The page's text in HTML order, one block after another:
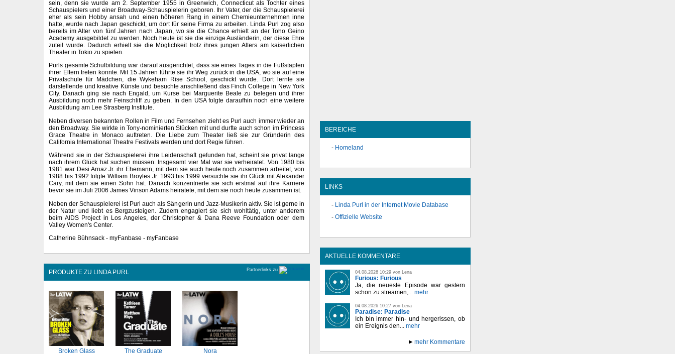
sein, denn sie wurde am 2. September 1955 in Greenwich, Connecticut als Tochter eines
Schauspielers und einer Broadway-Schauspielerin geboren. Ihr Vater, der die Schauspielerei
eher als sein Hobby ansah und einen höheren Rang in einem Chemieunternehmen inne
hatte, wurde nach Japan geschickt, um dort für seine Firma zu arbeiten. Linda Purl zog also
bereits im Alter von fünf Jahren nach Japan, wo sie die Chance erhielt an der Toho Geino
Academy ausgebildet zu werden. Noch heute ist sie die einzige Ausländerin, der diese Ehre
zuteil wurde. Dadurch erhielt sie die Möglichkeit trotz ihres jungen Alters am kaiserlichen
Theater in Tokio zu spielen.
Purls gesamte Schulbildung war darauf ausgerichtet, dass sie eines Tages in die Fußstapfen
ihrer Eltern treten konnte. Mit 15 Jahren führte sie ihr Weg zurück in die USA, wo sie auf eine
Privatschule für Mädchen, die Wykeham Rise School, geschickt wurde. Dort lernte sie
darstellende und kreative Künste und besuchte anschließend das Finch College in New York
City. Danach ging sie nach Engald, um Kurse bei Marguerite Beale zu belegen und ihrer
Ausbildung noch mehr Feinschliff zu geben. In den USA folgte daraufhin noch eine weitere
Ausbildung am Lee Strasberg Institute.
Neben diversen bekannten Rollen in Film und Fernsehen zieht es Purl auch immer wieder an
den Broadway. Sie wirkte in Tony-nominierten Stücken mit und durfte auch schon im Princess
Grace Theatre in Monaco auftreten. Die Liebe zum Theater ließ sie zur Gründerin des
California International Theatre Festivals werden und dort Regie führen.
Während sie in der Schauspielerei ihre Leidenschaft gefunden hat, scheint sie privat lange
nach ihrem Glück hat suchen müssen. Insgesamt vier Mal war sie verheiratet. Von 1980 bis
1981 war Desi Arnaz Jr. ihr Ehemann, mit dem sie auch heute noch zusammen arbeitet, von
1988 bis 1992 folgte William Broyles Jr. 1993 bis 1999 versuchte sie ihr Glück mit Alexander
Cary, mit dem sie einen Sohn hat. Danach konzentrierte sie sich erstmal auf ihre Karriere
bevor sie im Juli 2006 James Vinson Adams heiratete, mit dem sie noch heute zusammen ist.
Neben der Schauspielerei ist Purl auch als Sängerin und Jazz-Musikerin aktiv. Sie ist gerne in
der Natur und liebt es Bergzusteigen. Zudem engagiert sie sich wohltätig, unter anderem
beim AIDS Project in Los Angeles, der Christopher & Dana Reeve Foundation oder dem
Valley Women's Center.
Catherine Bühnsack - myFanbase - myFanbase
Partnerlinks zu
PRODUKTE ZU LINDA PURL
Broken Glass The Graduate Nora
BEREICHE
Homeland
LINKS
Linda Purl in der Internet Movie Database
Offizielle Website
AKTUELLE KOMMENTARE
04.08.2026 10:29 von Lena
Furious: Furious
Ja, die neueste Episode war gestern
schon zu streamen,... mehr
04.08.2026 10:27 von Lena
Paradise: Paradise
Ich bin immer hin- und hergerissen, ob
ein Ereignis den... mehr
mehr Kommentare